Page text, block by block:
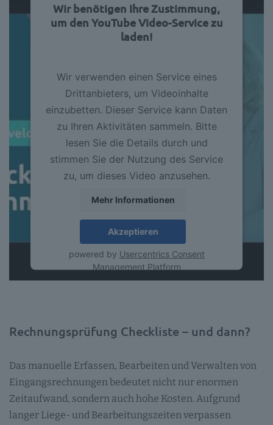
Wir benötigen Ihre Zustimmung,
um den YouTube Video-Service zu
laden!
Wir verwenden einen Service eines
Drittanbieters, um Videoinhalte
einzubetten. Dieser Service kann Daten
zu Ihren Aktivitäten sammeln. Bitte
lesen Sie die Details durch und
stimmen Sie der Nutzung des Service
zu, um dieses Video anzusehen.
Mehr Informationen
Akzeptieren
powered by Usercentrics Consent
Management Platform
Rechnungsprüfung Checkliste – und dann?
Das manuelle Erfassen, Bearbeiten und Verwalten von
Eingangsrechnungen bedeutet nicht nur enormen
Zeitaufwand, sondern auch hohe Kosten. Aufgrund
langer Liege- und Bearbeitungszeiten verpassen